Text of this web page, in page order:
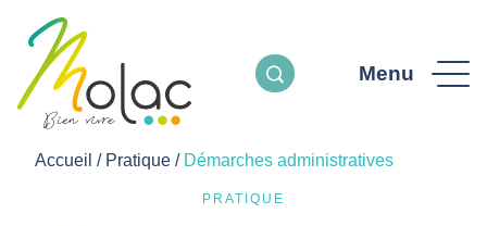
Menu
Accueil / Pratique / Démarches administratives
PRATIQUE